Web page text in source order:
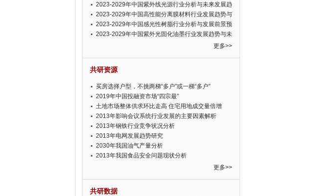
报告
2023-2029年中国紫外线光源行业分析与未来发展趋
势报告
2023-2029年中国高性能分离膜材料行业发展趋势与
发展前景预测报告
2023-2029年中国感光性树脂行业分析与发展前景预
测报告
2023-2029年中国紫外光固化油墨行业发展趋势与未
更多>>
共研资源
买房选择户型，不挑两梯“多户”或一梯“多户”
2019年中国投融资市场“四宗最”
土地市场整体供求环比走高 住宅用地成交量倍增
2013年影响会议系统行业发展的主要因素解析
2013年钢铁行业竞争状况分析
2013年电网发展趋势研究
2030年我国油气产量分析
2013年我国食品安全问题现状分析
更多>>
共研数据